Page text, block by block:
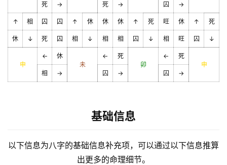
死
→ 死 → 囚 →
↑ 相 囚 囚 ↑ 休 休 休 ↑ 死 旺 休 ↑ 死
休 ↓ 死 囚 相 ↓ 相 相 囚 ↓ 相 旺 囚 ↓
申
←
休
未
←
死
卯
←
死
申
相
→ 囚 → 囚 →
基础信息
以下信息为八字的基础信息补充项，可以通过以下信息推算
出更多的命理细节。